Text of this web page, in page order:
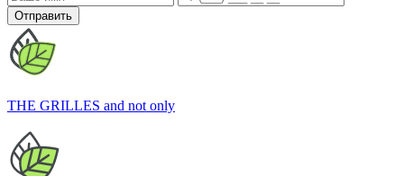
Отправить
THE GRILLES and not only